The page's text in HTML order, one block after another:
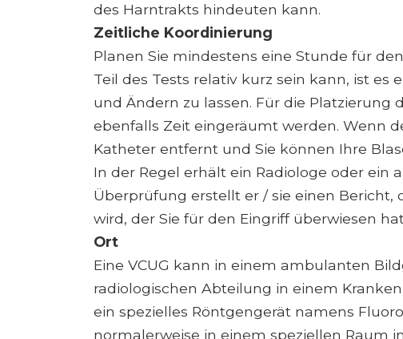
des Harntrakts hindeuten kann.
Zeitliche Koordinierung
Planen Sie mindestens eine Stunde für
Teil des Tests relativ kurz sein kann, ist es
und Ändern zu lassen. Für die Platzierung
ebenfalls Zeit eingeräumt werden. Wenn
Katheter entfernt und Sie können Ihre
In der Regel erhält ein Radiologe oder ein
Überprüfung erstellt er / sie einen Bericht,
wird, der Sie für den Eingriff überwiesen
Ort
Eine VCUG kann in einem ambulanten
radiologischen Abteilung in einem
ein spezielles Röntgengerät namens
normalerweise in einem speziellen Raum